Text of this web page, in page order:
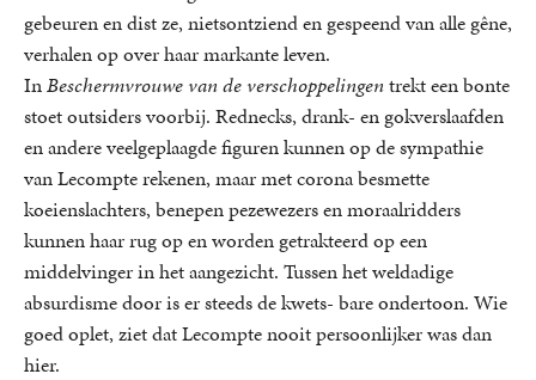
gebeuren en dist ze, nietsontziend en gespeend van alle gêne,
verhalen op over haar markante leven.
InBeschermvrouwe van de verschoppelingentrekt een bonte
stoet outsiders voorbij. Rednecks, drank- en gokverslaafden
en andere veelgeplaagde figuren kunnen op de sympathie
van Lecompte rekenen, maar met corona besmette
koeienslachters, benepen pezewezers en moraalridders
kunnen haar rug op en worden getrakteerd op een
middelvinger in het aangezicht. Tussen het weldadige
absurdisme door is er steeds de kwets- bare ondertoon. Wie
goed oplet, ziet dat Lecompte nooit persoonlijker was dan
hier.